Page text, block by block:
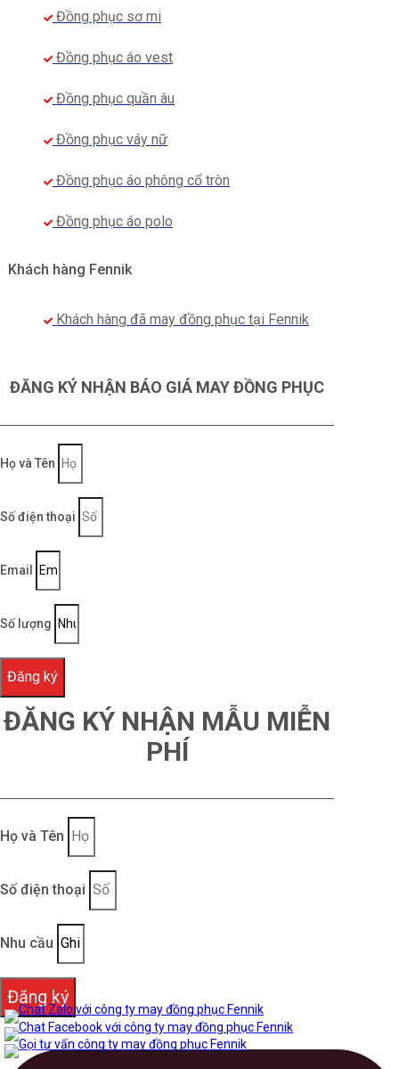
Đồng phục sơ mi
Đồng phục áo vest
Đồng phục quần âu
Đồng phục váy nữ
Đồng phục áo phông cổ tròn
Đồng phục áo polo
Khách hàng Fennik
Khách hàng đã may đồng phục tại Fennik
ĐĂNG KÝ NHẬN BÁO GIÁ MAY ĐỒNG PHỤC
Họ và Tên
Số điện thoại
Email
Số lượng
Đăng ký
ĐĂNG KÝ NHẬN MẪU MIỄN
PHÍ
Họ và Tên
Số điện thoại
Nhu cầu
Đăng ký